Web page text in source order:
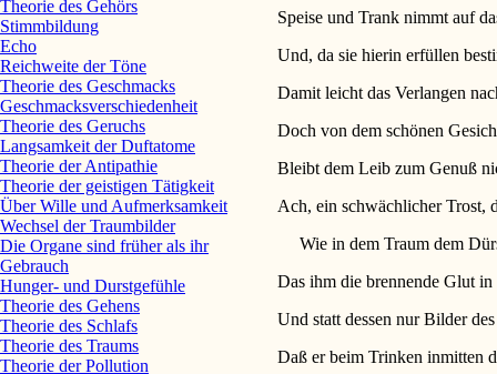
Speise und Trank nimmt auf
Und, da sie hierin erfüllen
Damit leicht das Verlangen
Doch von dem schönen
Bleibt dem Leib zum Genuß
Ach, ein schwächlicher Trost,
Wie in dem Traum dem
Das ihm die brennende Glut
Und statt dessen nur Bilder
Daß er beim Trinken inmitten
Theorie des Gehörs
Stimmbildung
Echo
Reichweite der Töne
Theorie des Geschmacks
Geschmacksverschiedenheit
Theorie des Geruchs
Langsamkeit der Duftatome
Theorie der Antipathie
Theorie der geistigen Tätigkeit
Über Wille und Aufmerksamkeit
Wechsel der Traumbilder
Die Organe sind früher als ihr
Gebrauch
Hunger- und Durstgefühle
Theorie des Gehens
Theorie des Schlafs
Theorie des Traums
Theorie der Pollution